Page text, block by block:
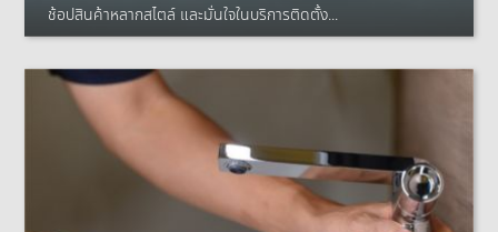
ช้อปสินค้าหลากสไตล์ และมั่นใจในบริการติดตั้ง...